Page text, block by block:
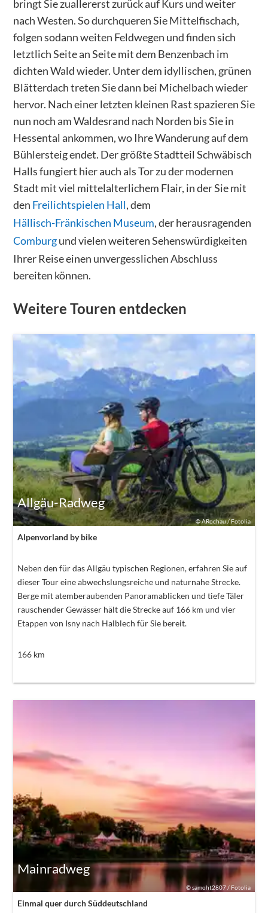
bringt Sie zuallererst zurück auf Kurs und weiter
nach Westen. So durchqueren Sie Mittelfischach,
folgen sodann weiten Feldwegen und finden sich
letztlich Seite an Seite mit dem Benzenbach im
dichten Wald wieder. Unter dem idyllischen, grünen
Blätterdach treten Sie dann bei Michelbach wieder
hervor. Nach einer letzten kleinen Rast spazieren Sie
nun noch am Waldesrand nach Norden bis Sie in
Hessental ankommen, wo Ihre Wanderung auf dem
Bühlersteig endet. Der größte Stadtteil Schwäbisch
Halls fungiert hier auch als Tor zu der modernen
Stadt mit viel mittelalterlichem Flair, in der Sie mit
den Freilichtspielen Hall, dem
Hällisch-Fränkischen Museum, der herausragenden
Comburgund vielen weiteren Sehenswürdigkeiten
Ihrer Reise einen unvergesslichen Abschluss
bereiten können.
Weitere Touren entdecken
©ARochau / Fotolia
Allgäu-Radweg
Alpenvorland by bike
Neben den für das Allgäu typischen Regionen, erfahren Sie auf
dieser Tour eine abwechslungsreiche und naturnahe Strecke.
Berge mit atemberaubenden Panoramablicken und tiefe Täler
rauschender Gewässer hält die Strecke auf 166 km und vier
Etappen von Isny nach Halblech für Sie bereit.
166km
©samoht2807 / Fotolia
Mainradweg
Einmal quer durch Süddeutschland